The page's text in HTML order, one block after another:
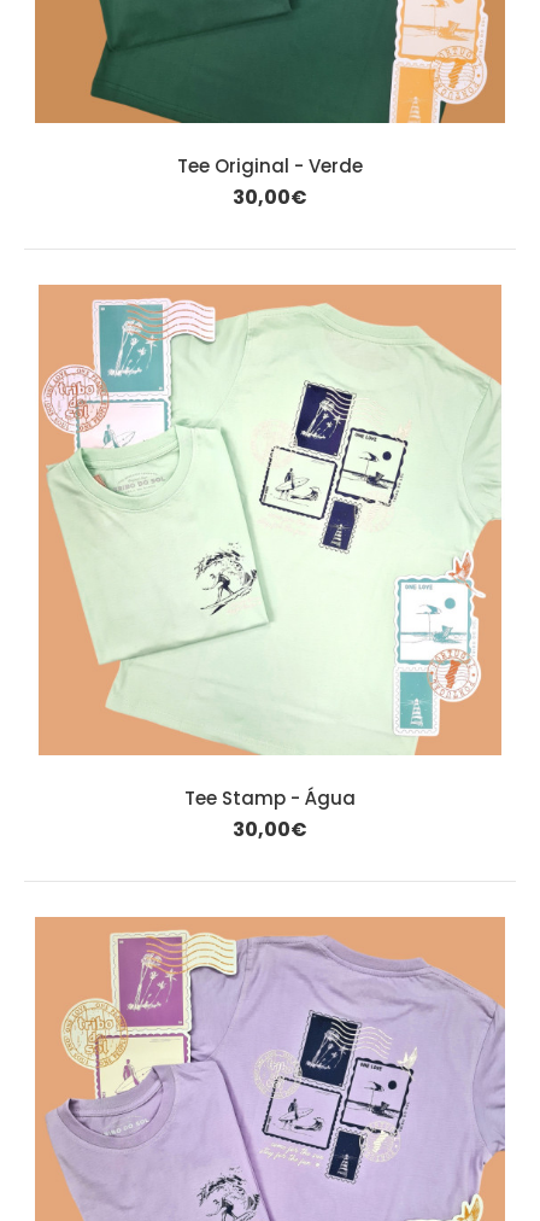
Tee Original - Verde
30,00€
Tee Stamp - Água
30,00€